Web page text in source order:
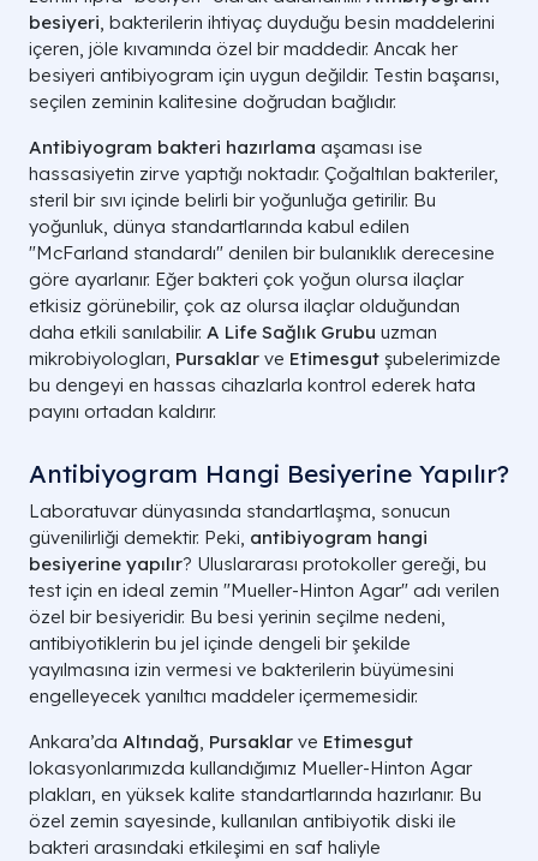
besiyeri, bakterilerin ihtiyaç duyduğu besin maddelerini
içeren, jöle kıvamında özel bir maddedir. Ancak her
besiyeri antibiyogram için uygun değildir. Testin başarısı,
seçilen zeminin kalitesine doğrudan bağlıdır.
Antibiyogram bakteri hazırlama aşaması ise
hassasiyetin zirve yaptığı noktadır. Çoğaltılan bakteriler,
steril bir sıvı içinde belirli bir yoğunluğa getirilir. Bu
yoğunluk, dünya standartlarında kabul edilen
"McFarland standardı" denilen bir bulanıklık derecesine
göre ayarlanır. Eğer bakteri çok yoğun olursa ilaçlar
etkisiz görünebilir, çok az olursa ilaçlar olduğundan
daha etkili sanılabilir. A Life Sağlık Grubu uzman
mikrobiyologları, Pursaklar ve Etimesgut şubelerimizde
bu dengeyi en hassas cihazlarla kontrol ederek hata
payını ortadan kaldırır.
Antibiyogram Hangi Besiyerine Yapılır?
Laboratuvar dünyasında standartlaşma, sonucun
güvenilirliği demektir. Peki, antibiyogram hangi
besiyerine yapılır? Uluslararası protokoller gereği, bu
test için en ideal zemin "Mueller-Hinton Agar" adı verilen
özel bir besiyeridir. Bu besi yerinin seçilme nedeni,
antibiyotiklerin bu jel içinde dengeli bir şekilde
yayılmasına izin vermesi ve bakterilerin büyümesini
engelleyecek yanıltıcı maddeler içermemesidir.
Ankara’da Altındağ, Pursaklar ve Etimesgut
lokasyonlarımızda kullandığımız Mueller-Hinton Agar
plakları, en yüksek kalite standartlarında hazırlanır. Bu
özel zemin sayesinde, kullanılan antibiyotik diski ile
bakteri arasındaki etkileşimi en saf haliyle